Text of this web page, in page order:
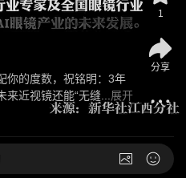
你的度数，祝铭明：3年
近视镜还能“无缝... 展开
1
分享